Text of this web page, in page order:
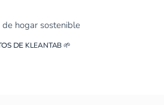
hogar sostenible
DE KLEANTAB 🌱